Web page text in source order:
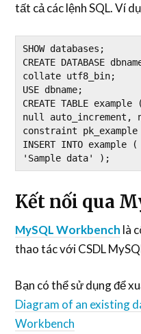
tất cả các lệnh SQL. Ví
SHOW databases;
CREATE DATABASE
collate utf8_bin;
USE dbname;
CREATE TABLE
null auto_increment,
constraint
INSERT INTO
'Sample data' );
Kết nối qua
MySQL Workbench là
thao tác với CSDL
Bạn có thể sử dụng để
Diagram of an existing
Workbench